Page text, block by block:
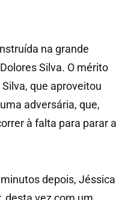
na grande
Silva. O mérito
que aproveitou
adversária, que,
à falta para parar a
depois, Jéssica